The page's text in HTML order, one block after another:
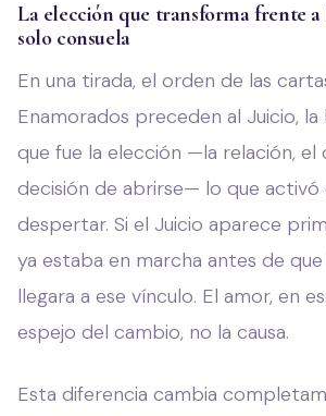
La elección que transforma frente
solo consuela
En una tirada, el orden de las
Enamorados preceden al Juicio, la
que fue la elección —la relación, el
decisión de abrirse— lo que
despertar. Si el Juicio aparece
ya estaba en marcha antes de
llegara a ese vínculo. El amor, en
espejo del cambio, no la causa.
Esta diferencia cambia